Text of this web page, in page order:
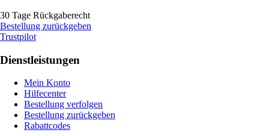
30 Tage Rückgaberecht
Bestellung zurückgeben
Trustpilot
Dienstleistungen
Mein Konto
Hilfecenter
Bestellung verfolgen
Bestellung zurückgeben
Rabattcodes